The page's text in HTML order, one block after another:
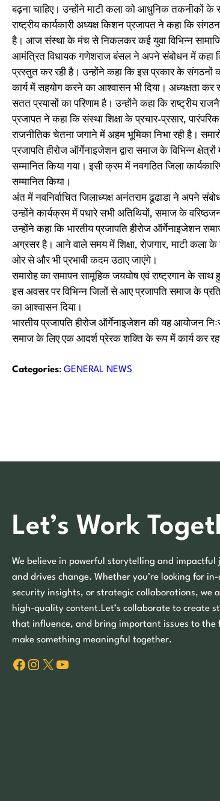
बढ़ना चाहिए। उन्होंने माटी कला को आधुनिक तकनीकों के
राष्ट्रीय कार्यकारी अध्यक्ष किशन प्रजापत ने कहा कि
है। आज संस्था के मंच से निकलकर कई युवा विभिन्न
आमंत्रित विधायक गणेशराज बंसल ने अपने संबोधन में कहा
प्रस्तुत कर रही है। उन्होंने कहा कि इस प्रकार के संगठनों
कार्य में सहयोग करने का आश्वासन भी दिया। अध्यक्षता
सतत प्रयासों का परिणाम है। उन्होंने कहा कि राष्ट्रीय
प्रजापत ने कहा कि संस्था शिक्षा के प्रचार-प्रसार,
राजनीतिक चेतना जगाने में अहम भूमिका निभा रही है।
प्रजापति हीरोज ऑर्गेनाइजेशन द्वारा समाज के विभिन्न
सम्मानित किया गया। इसी क्रम में नवगठित जिला
सम्मानित किया।
अंत में नवनिर्वाचित जिलाध्यक्ष अनंतराम ढूढाडा ने अपने
उन्होंने कार्यक्रम में पधारे सभी अतिथियों, समाज के
उन्होंने कहा कि भारतीय प्रजापति हीरोज ऑर्गेनाइजेशन
अग्रसर है। आने वाले समय में शिक्षा, रोजगार, माटी कला
ओर से और भी प्रभावी कदम उठाए जाएंगे।
समारोह का समापन सामूहिक जयघोष एवं राष्ट्रगान के साथ
इस अवसर पर विभिन्न जिलों से आए प्रजापति समाज के
का आश्वासन दिया।
भारतीय प्रजापति हीरोज ऑर्गेनाइजेशन की यह आयोजन
समाज के लिए एक आदर्श प्रेरक शक्ति के रूप में कार्य कर रहा
Categories: GENERAL NEWS
Let’s Work
We believe in powerful storytelling and
and drives change. Whether you’re looking for
security insights, or strategic collaborations, we
high-quality content.Let’s collaborate to create
that influence, and bring important issues to the
make something meaningful together.
Facebook Instagram X YouTube